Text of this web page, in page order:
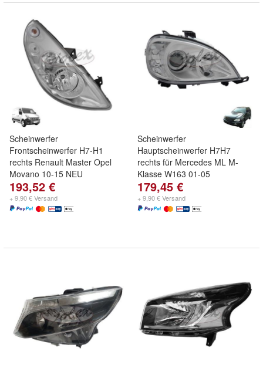
Scheinwerfer
Frontscheinwerfer H7-H1
rechts Renault Master Opel
Movano 10-15 NEU
193,52 €
+ 9,90 € Versand
Scheinwerfer
Hauptscheinwerfer H7H7
rechts für Mercedes ML M-
Klasse W163 01-05
179,45 €
+ 9,90 € Versand